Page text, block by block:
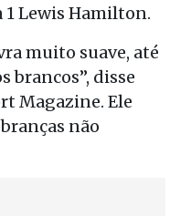
Lewis Hamilton.
muito suave, até
brancos”, disse
Magazine. Ele
não